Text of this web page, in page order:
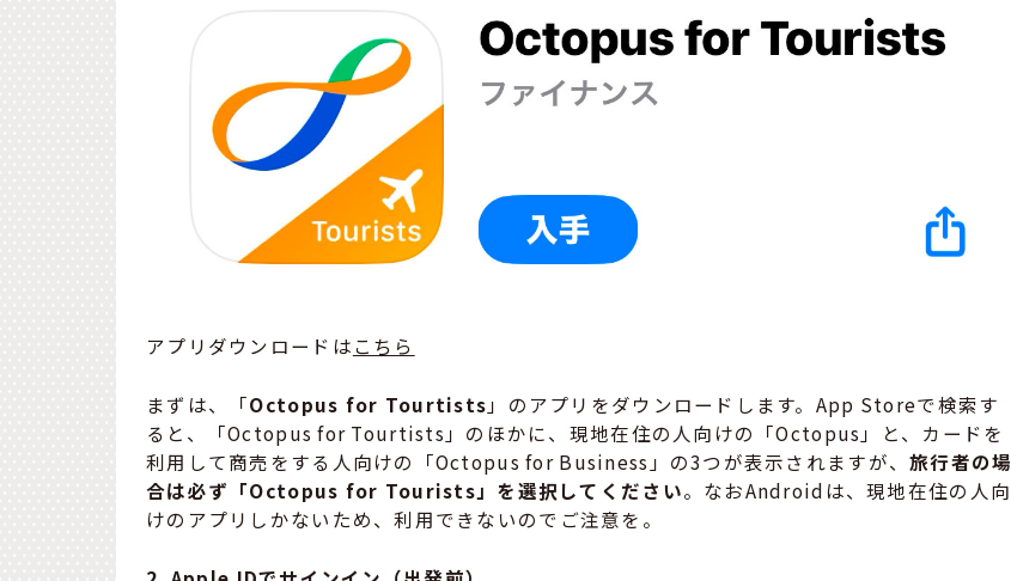
アプリダウンロードはこちら
まずは、「Octopus for Tourtists 」のアプリをダウンロードします。App Storeで検索す
ると、「Octopus for Tourtists」のほかに、現地在住の人向けの「Octopus」と、カードを
利用して商売をする人向けの「Octopus for Business」の3つが表示されますが、旅行者の場
合は必ず「Octopus for Tourists」を選択してください。なおAndroidは、現地在住の人向
けのアプリしかないため、利用できないのでご注意を。